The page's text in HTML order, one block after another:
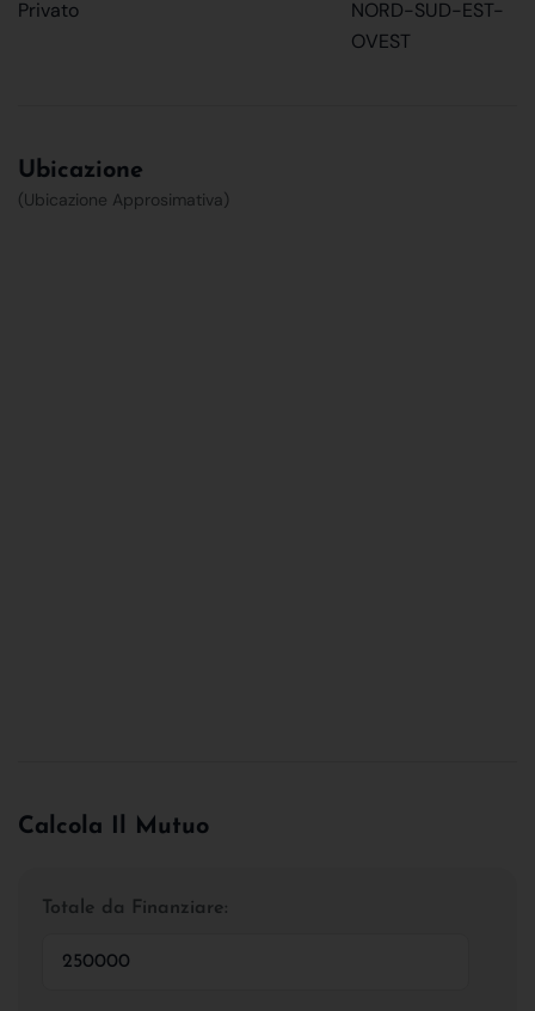
Privato
NORD-SUD-EST-
OVEST
Ubicazione
(Ubicazione Approsimativa)
Calcola Il Mutuo
Totale da Finanziare: